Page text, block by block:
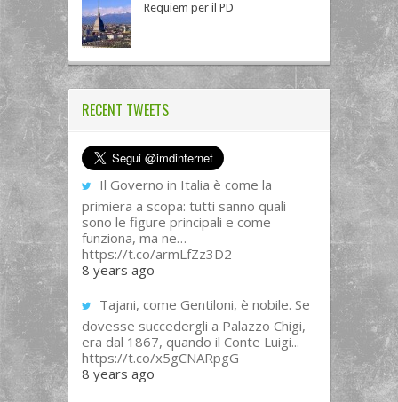
Requiem per il PD
RECENT TWEETS
Il Governo in Italia è come la
primiera a scopa: tutti sanno quali
sono le figure principali e come
funziona, ma ne…
https://t.co/armLfZz3D2
8 years ago
Tajani, come Gentiloni, è nobile. Se
dovesse succedergli a Palazzo Chigi,
era dal 1867, quando il Conte Luigi...
https://t.co/x5gCNARpgG
8 years ago